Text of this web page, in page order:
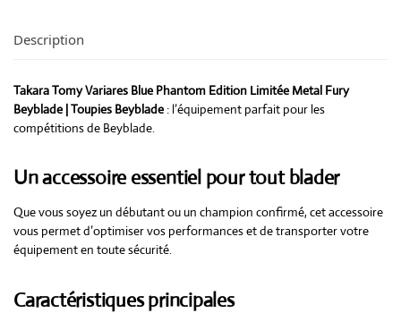
Description
Takara Tomy Variares Blue Phantom Edition Limitée Metal Fury
Beyblade | Toupies Beyblade : l’équipement parfait pour les
compétitions de Beyblade.
Un accessoire essentiel pour tout blader
Que vous soyez un débutant ou un champion confirmé, cet accessoire
vous permet d’optimiser vos performances et de transporter votre
équipement en toute sécurité.
Caractéristiques principales